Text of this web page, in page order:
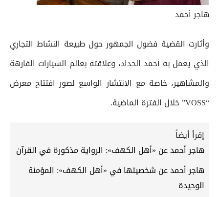
هاجر أحمد
وأثارت القضية فضول الجمهور حول طبيعة النشاط التجاري
الذي يعمل به أحمد الحداد، وعلاقته بعالم السيارات الفارهة
والمشاهير، خاصة مع الانتشار الواسع لصور افتتاح معرض
“VOSS” خلال الفترة الماضية.
إقرأ أيضاً
هاجر أحمد عن «أهل الكهف»: الرواية مذكورة في القرآن
هاجر أحمد عن شخصيتها في «أهل الكهف»: المؤمنة
الوحيدة